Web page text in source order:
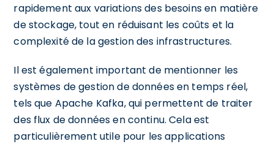
rapidement aux variations des besoins en matière
de stockage, tout en réduisant les coûts et la
complexité de la gestion des infrastructures.
Il est également important de mentionner les
systèmes de gestion de données en temps réel,
tels que Apache Kafka, qui permettent de traiter
des flux de données en continu. Cela est
particulièrement utile pour les applications